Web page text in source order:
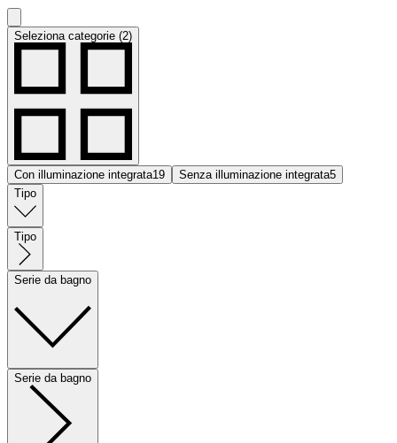
Seleziona categorie (2)
Con illuminazione integrata19 Senza illuminazione integrata5
Tipo
Tipo
Serie da bagno
Serie da bagno